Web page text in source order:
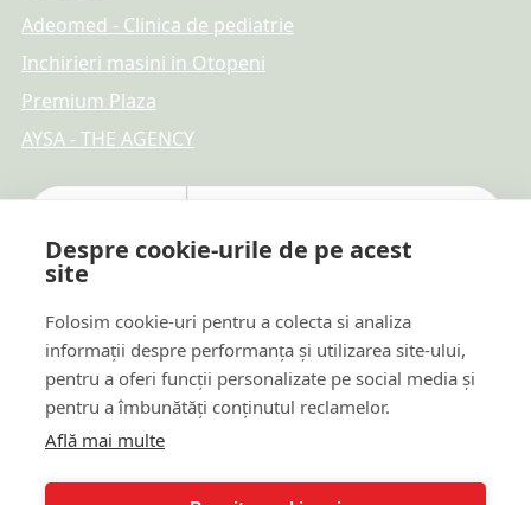
Despre cookie-urile de pe acest
site
Folosim cookie-uri pentru a colecta si analiza
informații despre performanța și utilizarea site-ului,
pentru a oferi funcții personalizate pe social media și
pentru a îmbunătăți conținutul reclamelor.
Află mai multe
Adeomed - Clinica de pediatrie
Inchirieri masini in Otopeni
Premium Plaza
AYSA - THE AGENCY